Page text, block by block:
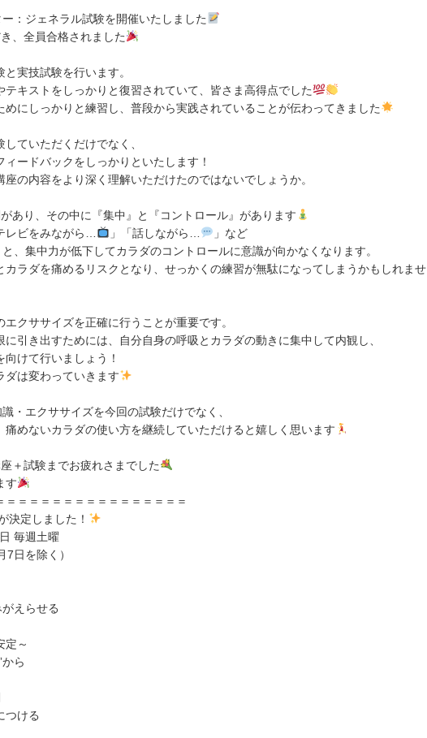
：ジェネラル試験を開催いたしました
、全員合格されました
実技試験を行います。
キストをしっかりと復習されていて、皆さま高得点でした
めにしっかりと練習し、普段から実践されていることが伝わってきました
ていただくだけでなく、
ードバックをしっかりといたします！
の内容をより深く理解いただけたのではないでしょうか。
あり、その中に『集中』と『コントロール』があります
レビをみながら…
」「話しながら…
」など
、集中力が低下してカラダのコントロールに意識が向かなくなります。
カラダを痛めるリスクとなり、せっかくの練習が無駄になってしまうかもしれませ
クササイズを正確に行うことが重要です。
引き出すためには、自分自身の呼吸とカラダの動きに集中して内観し、
けて行いましょう！
ダは変わっていきます
・エクササイズを今回の試験だけでなく、
めないカラダの使い方を継続していただけると嬉しく思います
＋試験までお疲れさまでした
す
＝＝＝＝＝＝＝＝＝＝＝＝＝＝＝＝
決定しました！
毎週土曜
7日を除く）
えらせる
定～
ら
つける